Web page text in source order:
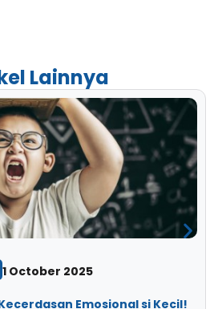
Lainnya
1 October 2025
Emosional si Kecil!